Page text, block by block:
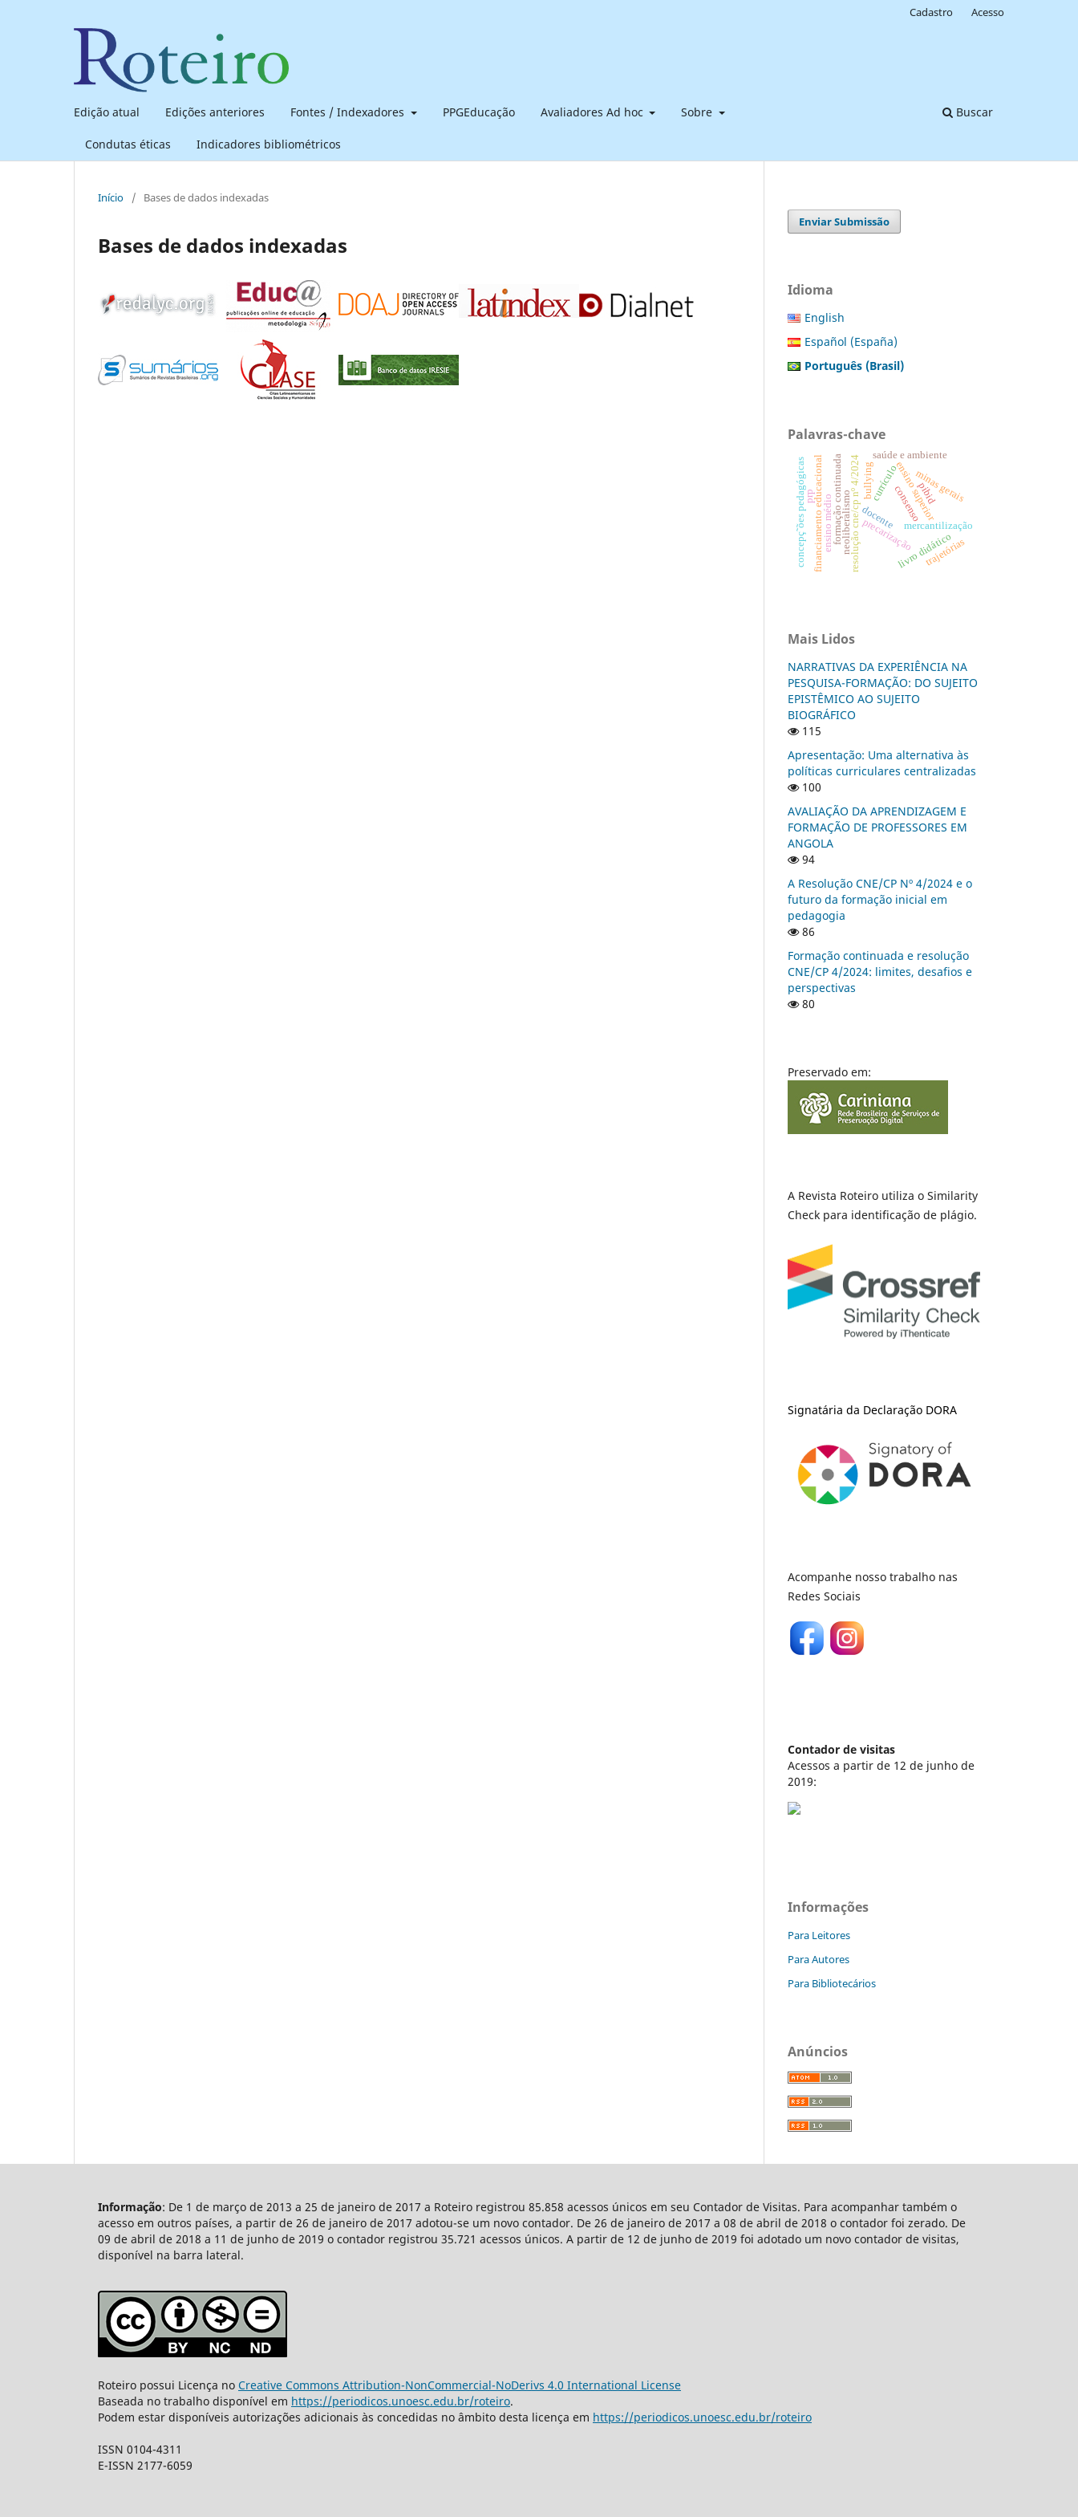
Edição atual Edições anteriores Fontes / Indexadores PPGEducação Avaliadores Ad hoc Sobre
Condutas éticas Indicadores bibliométricos
Buscar
Cadastro Acesso
Início / Bases de dados indexadas
Bases de dados indexadas
Enviar Submissão
Idioma
English
Español (España)
Português (Brasil)
Palavras-chave
formação continuadaresolução cne/cp nº 4/2024docente
currículoensino superior
mercantilização
neoliberalismo precarização
saúde e ambiente
livro didático
bullying
ensino médio
financiamento educacional minas gerais
prp
trajetórias
concepç˜ões pedagógicas pibid
consenso
Mais Lidos
NARRATIVAS DA EXPERIÊNCIA NA
PESQUISA-FORMAÇÃO: DO SUJEITO
EPISTÊMICO AO SUJEITO
BIOGRÁFICO
115
Apresentação: Uma alternativa às
políticas curriculares centralizadas
100
AVALIAÇÃO DA APRENDIZAGEM E
FORMAÇÃO DE PROFESSORES EM
ANGOLA
94
A Resolução CNE/CP Nº 4/2024 e o
futuro da formação inicial em
pedagogia
86
Formação continuada e resolução
CNE/CP 4/2024: limites, desafios e
perspectivas
80
Preservado em:
A Revista Roteiro utiliza o Similarity
Check para identificação de plágio.
Signatária da Declaração DORA
Acompanhe nosso trabalho nas
Redes Sociais
Contador de visitas
Acessos a partir de 12 de junho de
2019:
Informações
Para Leitores
Para Autores
Para Bibliotecários
Anúncios
Informação: De 1 de março de 2013 a 25 de janeiro de 2017 a Roteiro registrou 85.858 acessos únicos em seu Contador de Visitas. Para acompanhar também o
acesso em outros países, a partir de 26 de janeiro de 2017 adotou-se um novo contador. De 26 de janeiro de 2017 a 08 de abril de 2018 o contador foi zerado. De
09 de abril de 2018 a 11 de junho de 2019 o contador registrou 35.721 acessos únicos. A partir de 12 de junho de 2019 foi adotado um novo contador de visitas,
disponível na barra lateral.
Roteiro possui Licença no Creative Commons Attribution-NonCommercial-NoDerivs 4.0 International License
Baseada no trabalho disponível em https://periodicos.unoesc.edu.br/roteiro.
Podem estar disponíveis autorizações adicionais às concedidas no âmbito desta licença em https://periodicos.unoesc.edu.br/roteiro
ISSN 0104-4311
E-ISSN 2177-6059